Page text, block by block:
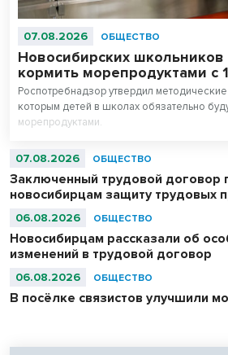
07.08.2026 ОБЩЕСТВО
Новосибирских школьников
кормить морепродуктами с
Роспотребнадзор утвердил
которым детей в школах обязательно
морепродуктами.
07.08.2026 ОБЩЕСТВО
Заключенный трудовой договор
новосибирцам защиту трудовых
06.08.2026 ОБЩЕСТВО
Новосибирцам рассказали об
изменений в трудовой договор
06.08.2026 ОБЩЕСТВО
В посёлке связистов улучшили